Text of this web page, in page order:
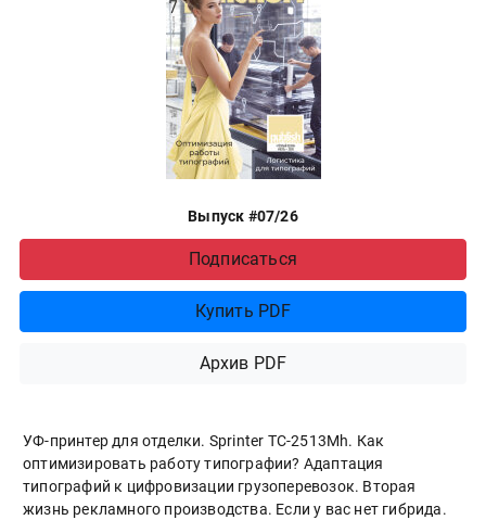
Выпуск #07/26
Подписаться
Купить PDF
Архив PDF
УФ-принтер для отделки. Sprinter ТС-2513Mh. Как
оптимизировать работу типографии? Адаптация
типографий к цифровизации грузоперевозок. Вторая
жизнь рекламного производства. Если у вас нет гибрида.